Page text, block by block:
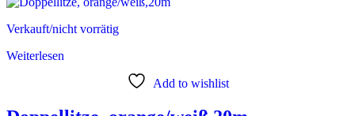
Verkauft/nicht vorrätig
Weiterlesen
Add to wishlist